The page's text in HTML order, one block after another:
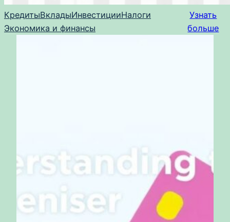
КредитыВкладыИнвестицииНалоги
Экономика и финансы
Узнать
больше